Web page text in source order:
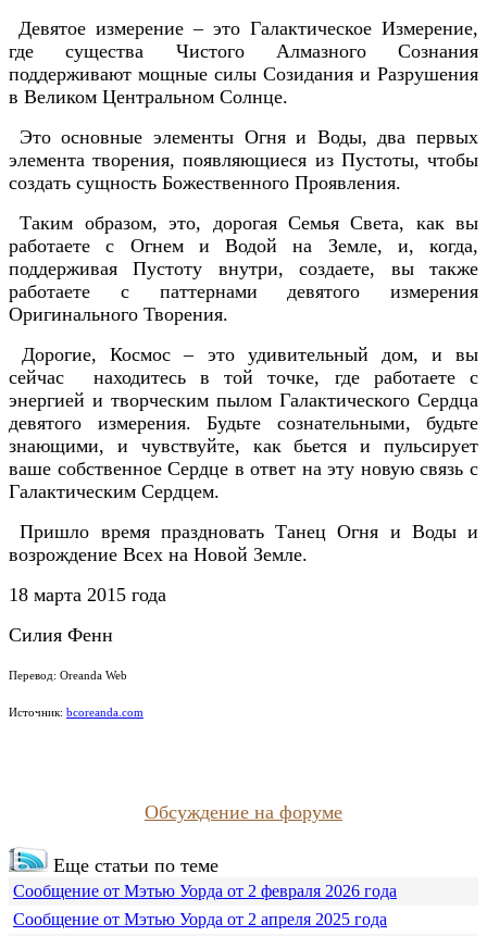
Девятое измерение – это Галактическое Измерение,
где существа Чистого Алмазного Сознания
поддерживают мощные силы Созидания и Разрушения
в Великом Центральном Солнце.
Это основные элементы Огня и Воды, два первых
элемента творения, появляющиеся из Пустоты, чтобы
создать сущность Божественного Проявления.
Таким образом, это, дорогая Семья Света, как вы
работаете с Огнем и Водой на Земле, и, когда,
поддерживая Пустоту внутри, создаете, вы также
работаете с паттернами девятого измерения
Оригинального Творения.
Дорогие, Космос – это удивительный дом, и вы
сейчас находитесь в той точке, где работаете с
энергией и творческим пылом Галактического Сердца
девятого измерения. Будьте сознательными, будьте
знающими, и чувствуйте, как бьется и пульсирует
ваше собственное Сердце в ответ на эту новую связь с
Галактическим Сердцем.
Пришло время праздновать Танец Огня и Воды и
возрождение Всех на Новой Земле.
18 марта 2015 года
Силия Фенн
Перевод: Oreanda Web
Источник: bcoreanda.com
Обсуждение на форуме
Еще статьи по теме
Сообщение от Мэтью Уорда от 2 февраля 2026 года
Сообщение от Мэтью Уорда от 2 апреля 2025 года